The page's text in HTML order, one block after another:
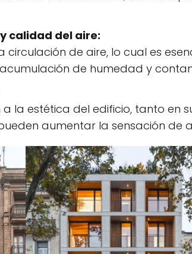
calidad del aire:
circulación de aire, lo cual es
de humedad y
la estética del edificio, tanto en
aumentar la sensación de